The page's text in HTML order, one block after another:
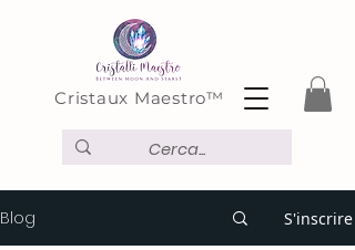
Cristaux Maestro™
Blog S'inscrire